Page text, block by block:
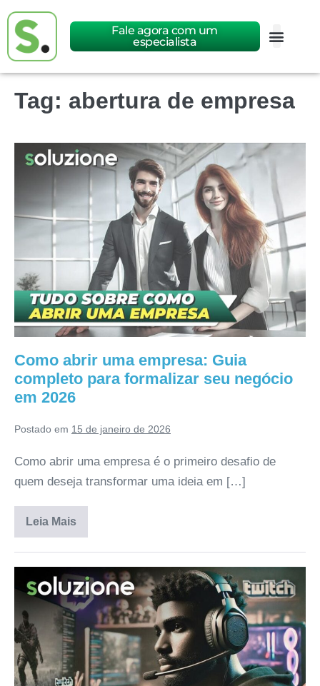
Fale agora com um
especialista
Tag: abertura de empresa
Como abrir uma empresa: Guia
completo para formalizar seu negócio
em 2026
Postado em 15 de janeiro de 2026
Como abrir uma empresa é o primeiro desafio de
quem deseja transformar uma ideia em […]
Leia Mais